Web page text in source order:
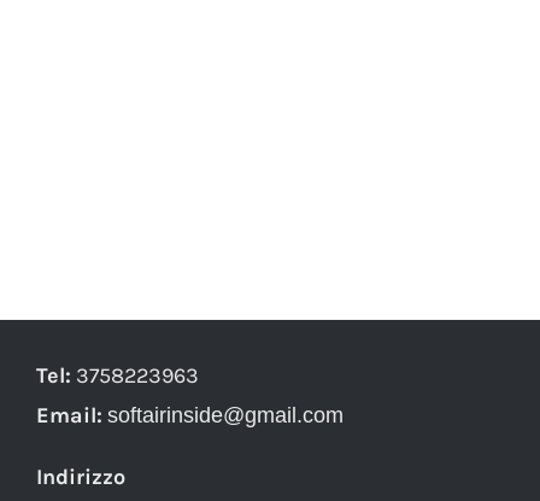
Tel: 3758223963
Email: softairinside@gmail.com
Indirizzo